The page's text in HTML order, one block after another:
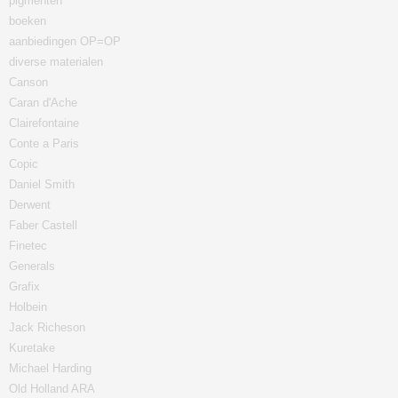
boeken
aanbiedingen OP=OP
diverse materialen
Canson
Caran d'Ache
Clairefontaine
Conte a Paris
Copic
Daniel Smith
Derwent
Faber Castell
Finetec
Generals
Grafix
Holbein
Jack Richeson
Kuretake
Michael Harding
Old Holland ARA